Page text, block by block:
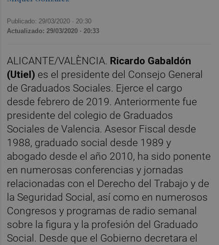
Publicado: 29/03/2020 · 20:30
Actualizado: 29/03/2020 · 20:33
ALICANTE/VALÈNCIA. Ricardo Gabaldón
(Utiel) es el presidente del Consejo General
de Graduados Sociales. Ejerce el cargo
desde febrero de 2019. Anteriormente fue
presidente del colegio de Graduados
Sociales de Valencia. Asesor Fiscal desde
1988, graduado social desde 1989 y
abogado desde el año 2010, ha sido ponente
en numerosas conferencias y jornadas
relacionadas con el Derecho del Trabajo y de
la Seguridad Social, así como en numerosos
Congresos y programas de radio semanal
sobre la figura y la profesión del Graduado
Social. Desde que el Gobierno decretara el